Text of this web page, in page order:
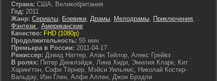
Страна: США, Великобритания
Год: 2011
Жанр: Сериалы, Боевики, Драмы, Мелодрамы, Приключения,
Фэнтези , Американские
Качество: FHD (1080p)
Продолжительность: 55 мин
Премьера в России: 2011-04-17
Режиссер: Дэвид Наттер, Алан Тейлор, Алекс Грейвз
В ролях: Питер Динклэйдж, Лина Хиди, Эмилия Кларк, Кит
Харингтон, Софи Тёрнер, Мэйси Уильямс, Николай Костер-
Вальдау, Иэн Глен, Алфи Аллен, Джон Брэдли